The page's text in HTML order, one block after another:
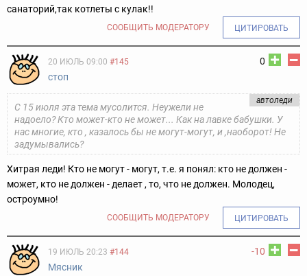
санаторий,так котлеты с кулак!!
СООБЩИТЬ МОДЕРАТОРУ ЦИТИРОВАТЬ
0
20 ИЮЛЬ 09:00 #145
стоп
aвтоледи
С 15 июля эта тема мусолится. Неужели не
надоело? Кто может-кто не может... Как на лавке бабушки. У
нас многие, кто , казалось бы не могут-могут, и ,наоборот! Не
задумывались?
Хитрая леди! Кто не могут - могут, т.е. я понял: кто не должен -
может, кто не должен - делает , то, что не должен. Молодец,
остроумно!
СООБЩИТЬ МОДЕРАТОРУ ЦИТИРОВАТЬ
-10
19 ИЮЛЬ 20:23 #144
Мясник